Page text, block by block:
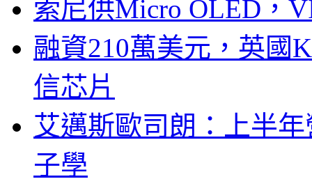
索尼供Micro OLED，
融資210萬美元，英國
信芯片
艾邁斯歐司朗：上半
子學